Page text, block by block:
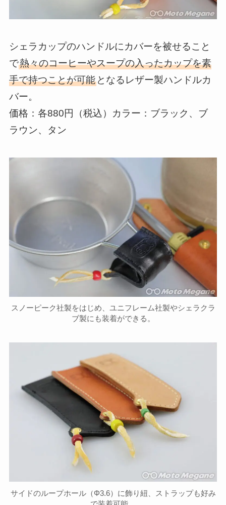
シェラカップのハンドルにカバーを被せること
で熱々のコーヒーやスープの入ったカップを素
手で持つことが可能となるレザー製ハンドルカ
バー。
価格：各880円（税込）カラー：ブラック、ブ
ラウン、タン
スノーピーク社製をはじめ、ユニフレーム社製やシェラクラ
ブ製にも装着ができる。
サイドのループホール（Φ3.6）に飾り紐、ストラップも好み